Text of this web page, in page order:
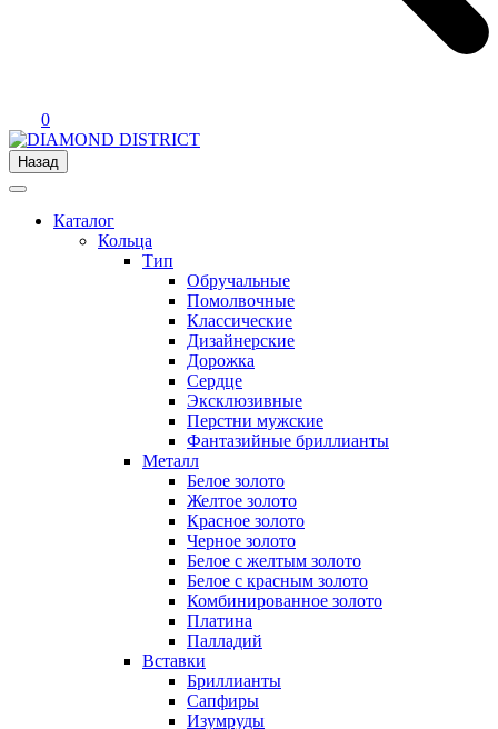
0
Назад
Каталог
Кольца
Тип
Обручальные
Помолвочные
Классические
Дизайнерские
Дорожка
Сердце
Эксклюзивные
Перстни мужские
Фантазийные бриллианты
Металл
Белое золото
Желтое золото
Красное золото
Черное золото
Белое с желтым золото
Белое с красным золото
Комбинированное золото
Платина
Палладий
Вставки
Бриллианты
Сапфиры
Изумруды